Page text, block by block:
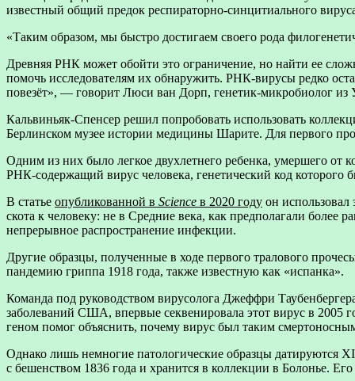
известный общий предок респираторно-синцитиального
«Таким образом, мы быстро достигаем своего рода
Древняя РНК может обойти это ограничение, но найти ее
помочь исследователям их обнаружить. РНК-вирусы редко
повезёт», — говорит Люси ван Дорп, генетик-микробиолог из
Кальвиньяк-Спенсер решил попробовать использовать
Берлинском музее истории медицины Шарите. Для первого
Одним из них было легкое двухлетнего ребенка, умершего от
РНК-содержащий вирус человека, генетический код которого
В статье опубликованной в Science в 2020 году он использовал
скота к человеку: не в Средние века, как предполагали более
непрерывное распространение инфекции.
Другие образцы, полученные в ходе первого тралового
пандемию гриппа 1918 года, также известную как «испанка».
Команда под руководством вирусолога Джеффри
заболеваний США, впервые секвенировала этот вирус в 2005
геном помог объяснить, почему вирус был таким
Однако лишь немногие патологические образцы датируются
с бешенством 1836 года и хранится в коллекции в Болонье.